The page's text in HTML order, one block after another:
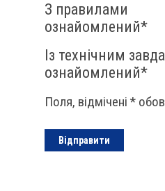
З правилами
ознайомлений*
Із технічним
ознайомлений*
Поля, відмічені *